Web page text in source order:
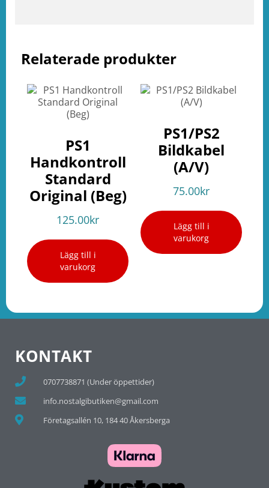
Relaterade produkter
PS1
Handkontroll
Standard
Original (Beg)
125.00kr
Lägg till i
varukorg
PS1/PS2
Bildkabel
(A/V)
75.00kr
Lägg till i
varukorg
KONTAKT
0707738871 (Under öppettider)
info.nostalgibutiken@gmail.com
Företagsallén 10, 184 40 Åkersberga